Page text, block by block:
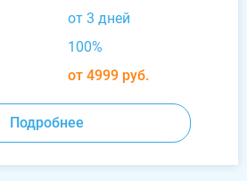
от 3 дней
100%
от 4999 руб.
Подробнее